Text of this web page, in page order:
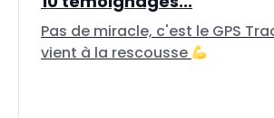
Pas de miracle, c'est le GPS
vient à la rescousse